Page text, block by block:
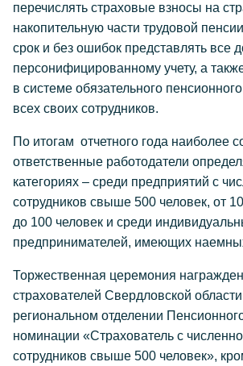
перечислять страховые взносы на
накопительную части трудовой
срок и без ошибок представлять все
персонифицированному учету, а
в системе обязательного
всех своих сотрудников.
По итогам отчетного года наиболее
ответственные работодатели
категориях – среди предприятий с
сотрудников свыше 500 человек, от
до 100 человек и среди
предпринимателей, имеющих
Торжественная церемония
страхователей Свердловской
региональном отделении
номинации «Страхователь с
сотрудников свыше 500 человек»,